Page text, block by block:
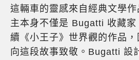
這輛車的靈感來自經典文學
主本身不僅是 Bugatti 收藏家
續《小王子》世界觀的作品
向這段故事致敬。Bugatti 設